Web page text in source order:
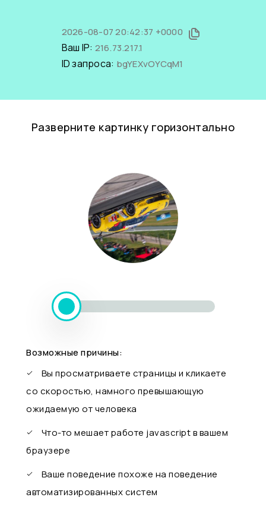
2026-08-07 20:42:37 +0000
Ваш IP: 216.73.217.1
ID запроса: bgYEXvOYCqM1
Разверните картинку горизонтально
Возможные причины:
Вы просматриваете страницы и кликаете
со скоростью, намного превышающую
ожидаемую от человека
Что-то мешает работе javascript в вашем
браузере
Ваше поведение похоже на поведение
автоматизированных систем